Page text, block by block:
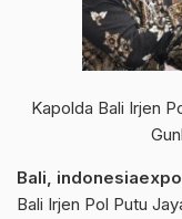
Kapolda Bali Irjen
Bali,
Bali Irjen Pol Putu